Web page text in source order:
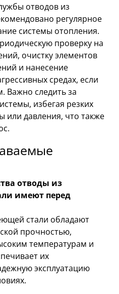
отводов из
регулярное
системы отопления.
проверку на
очистку элементов
и нанесение
средах, если
Важно следить за
избегая резких
или давления, что также
отводы из
имеют перед
стали обладают
прочностью,
температурам и
их
эксплуатацию